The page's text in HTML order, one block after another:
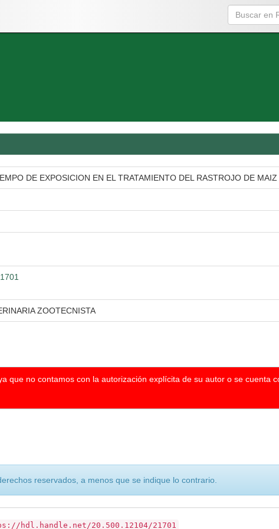
DE EXPOSICION EN EL TRATAMIENTO DEL RASTROJO DE
ZOOTECNISTA
que no contamos con la autorización explícita de su autor o se cuenta
reservados, a menos que se indique lo contrario.
hdl.handle.net/20.500.12104/21701